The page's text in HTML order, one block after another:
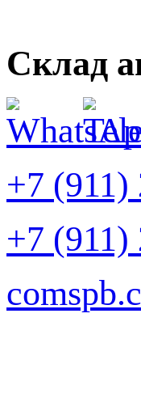
Склад
+7 (911)
+7 (911)